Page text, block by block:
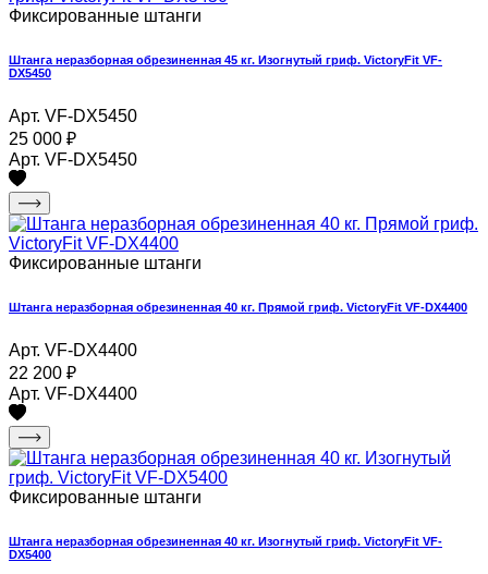
Фиксированные штанги
Штанга неразборная обрезиненная 45 кг. Изогнутый гриф. VictoryFit VF-
DX5450
Арт. VF-DX5450
25 000 ₽
Арт. VF-DX5450
Фиксированные штанги
Штанга неразборная обрезиненная 40 кг. Прямой гриф. VictoryFit VF-DX4400
Арт. VF-DX4400
22 200 ₽
Арт. VF-DX4400
Фиксированные штанги
Штанга неразборная обрезиненная 40 кг. Изогнутый гриф. VictoryFit VF-
DX5400